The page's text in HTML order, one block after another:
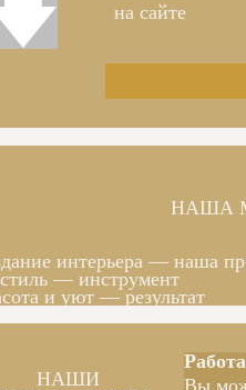
на сайте
НАША
интерьера — наша
— инструмент
и уют — результат
НАШИ
Вы